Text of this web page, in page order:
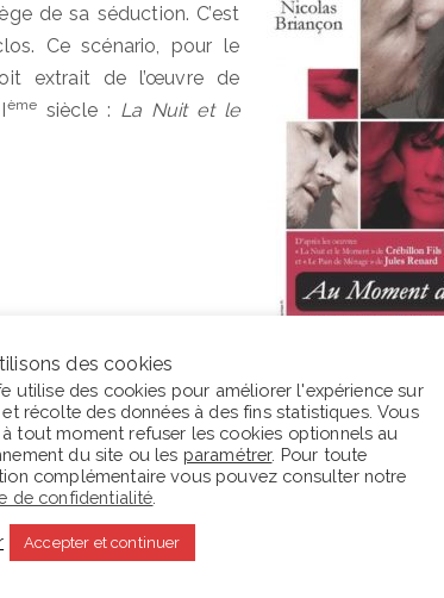
de sa séduction. C’est
Ce scénario, pour le
extrait de l’œuvre de
ème siècle : La Nuit et le
ce moment La Parafe lit :
des cookies
utilise des cookies pour améliorer l'expérience sur
récolte des données à des fins statistiques. Vous
tout moment refuser les cookies optionnels au
du site ou les paramétrer. Pour toute
complémentaire vous pouvez consulter notre
de confidentialité
Accepter et continuer